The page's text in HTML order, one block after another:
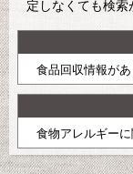
定しなくても検索
食品回収情報が
食物アレルギーに